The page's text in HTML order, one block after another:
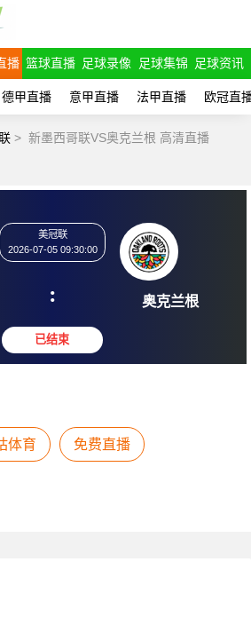
播 篮球直播 足球录像 足球集锦 足球资讯
德甲直播 意甲直播 法甲直播 欧冠直
> 新墨西哥联VS奥克兰根 高清直播
2026-07-05 09:30:00
: 奥克
体育 免费直播